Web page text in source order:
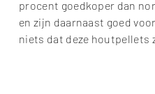
procent goedkoper dan
en zijn daarnaast goed
niets dat deze houtpellets